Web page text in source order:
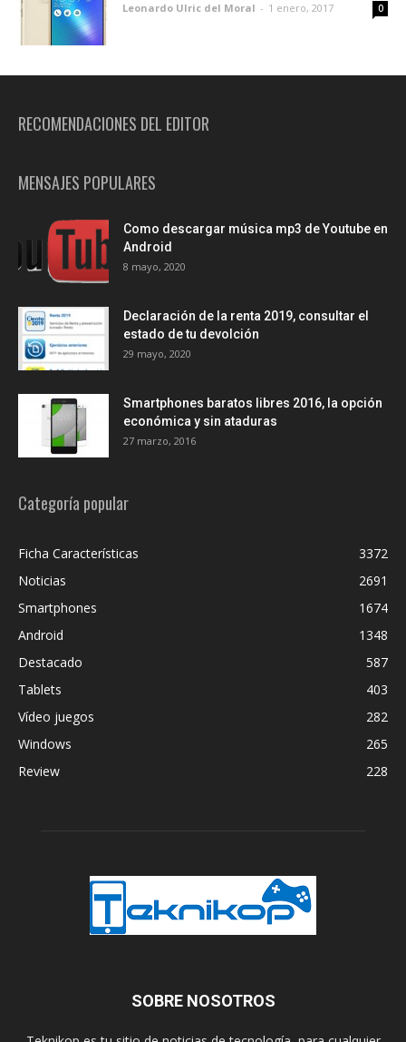
Leonardo Ulric del Moral - 1 enero, 2017 0
RECOMENDACIONES DEL EDITOR
MENSAJES POPULARES
Como descargar música mp3 de Youtube en
Android
8 mayo, 2020
Declaración de la renta 2019, consultar el
estado de tu devolción
29 mayo, 2020
Smartphones baratos libres 2016, la opción
económica y sin ataduras
27 marzo, 2016
Categoría popular
Ficha Características
3372
Noticias
2691
Smartphones
1674
Android
1348
Destacado
587
Tablets
403
Vídeo juegos
282
Windows
265
Review
228
SOBRE NOSOTROS